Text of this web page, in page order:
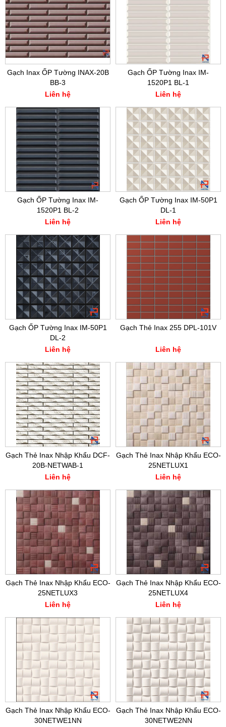
Gạch Inax ỐP Tường INAX-20B
BB-3
Liên hệ
Gạch ỐP Tường Inax IM-
1520P1 BL-1
Liên hệ
Gạch ỐP Tường Inax IM-
1520P1 BL-2
Liên hệ
Gạch ỐP Tường Inax IM-50P1
DL-1
Liên hệ
Gạch ỐP Tường Inax IM-50P1
DL-2
Liên hệ
Gạch Thẻ Inax 255 DPL-101V
Liên hệ
Gạch Thẻ Inax Nhập Khẩu DCF-
20B-NETWAB-1
Liên hệ
Gạch Thẻ Inax Nhập Khẩu ECO-
25NETLUX1
Liên hệ
Gạch Thẻ Inax Nhập Khẩu ECO-
25NETLUX3
Liên hệ
Gạch Thẻ Inax Nhập Khẩu ECO-
25NETLUX4
Liên hệ
Gạch Thẻ Inax Nhập Khẩu ECO-
30NETWE1NN
Gạch Thẻ Inax Nhập Khẩu ECO-
30NETWE2NN